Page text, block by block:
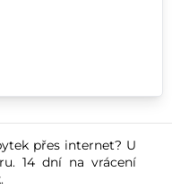
přes internet? U
14 dní na vrácení